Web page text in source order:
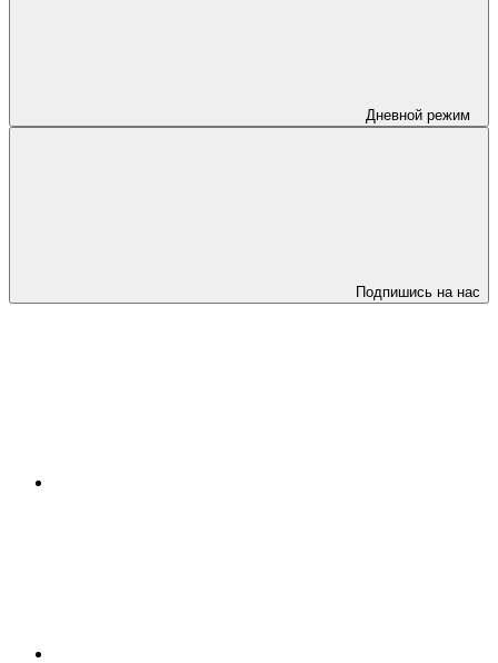
Дневной режим
Подпишись на нас